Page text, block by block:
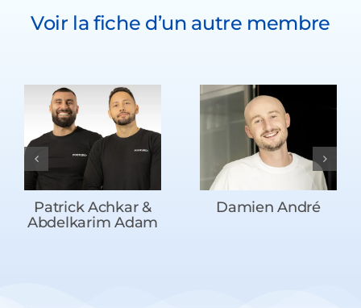
Voir la fiche d’un autre membre
Patrick Achkar &
Abdelkarim Adam
Damien André